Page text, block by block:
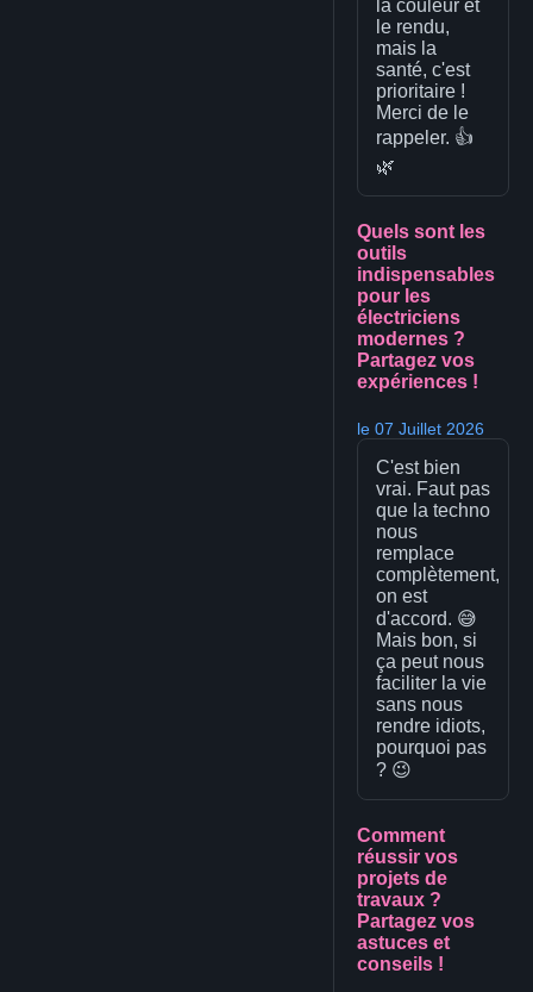
la couleur et
le rendu,
mais la
santé, c'est
prioritaire !
Merci de le
rappeler. 👍
🌿
Quels sont les
outils
indispensables
pour les
électriciens
modernes ?
Partagez vos
expériences !
le 07 Juillet 2026
C'est bien
vrai. Faut pas
que la techno
nous
remplace
complètement,
on est
d'accord. 😅
Mais bon, si
ça peut nous
faciliter la vie
sans nous
rendre idiots,
pourquoi pas
? 😉
Comment
réussir vos
projets de
travaux ?
Partagez vos
astuces et
conseils !